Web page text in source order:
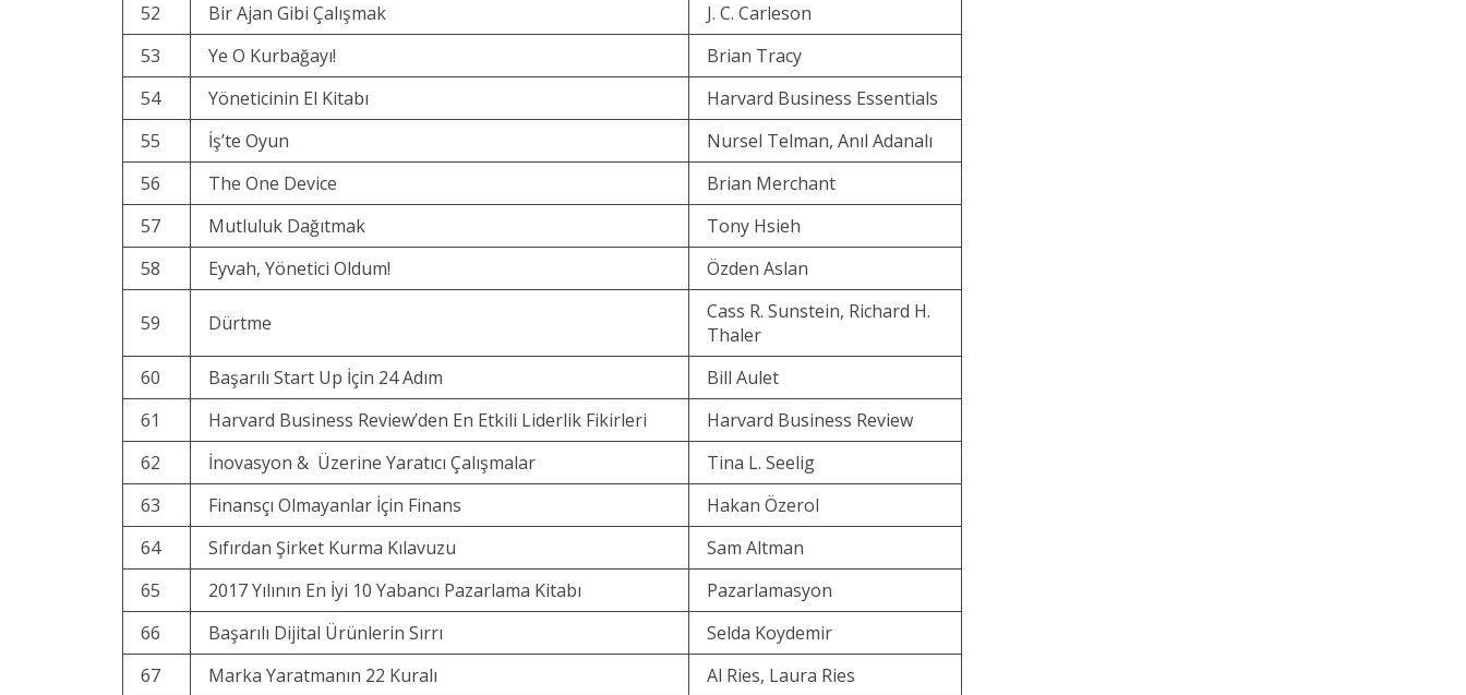
52
Bir Ajan Gibi Çalışmak
J. C. Carleson
53
Ye O Kurbağayı!
Brian Tracy
54
Yöneticinin El Kitabı
Harvard Business Essentials
55
İş’te Oyun
Nursel Telman, Anıl Adanalı
56
The One Device
Brian Merchant
57
Mutluluk Dağıtmak
Tony Hsieh
58
Eyvah, Yönetici Oldum! Özden Aslan
59 Dürtme
Cass R. Sunstein, Richard H.
Thaler
60
Başarılı Start Up İçin 24 Adım
Bill Aulet
61
Harvard Business Review’den En Etkili Liderlik Fikirleri
Harvard Business Review
62
İnovasyon & Üzerine Yaratıcı Çalışmalar
Tina L. Seelig
63
Finansçı Olmayanlar İçin Finans
Hakan Özerol
64
Sıfırdan Şirket Kurma Kılavuzu
Sam Altman
65
2017 Yılının En İyi 10 Yabancı Pazarlama Kitabı
Pazarlamasyon
66
Başarılı Dijital Ürünlerin Sırrı
Selda Koydemir
67
Marka Yaratmanın 22 Kuralı
Al Ries, Laura Ries